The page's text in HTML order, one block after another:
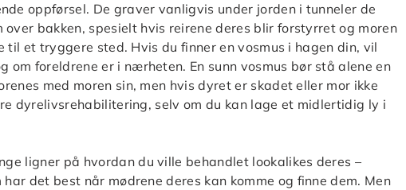
oppførsel. De graver vanligvis under jorden i tunneler de
over bakken, spesielt hvis reirene deres blir forstyrret og moren
et tryggere sted. Hvis du finner en vosmus i hagen din, vil
om foreldrene er i nærheten. En sunn vosmus bør stå alene en
med moren sin, men hvis dyret er skadet eller mor ikke
dyrelivsrehabilitering, selv om du kan lage et midlertidig ly i
ligner på hvordan du ville behandlet lookalikes deres –
det best når mødrene deres kan komme og finne dem. Men